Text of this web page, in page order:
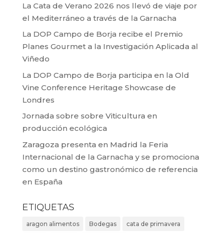
La Cata de Verano 2026 nos llevó de viaje por
el Mediterráneo a través de la Garnacha
La DOP Campo de Borja recibe el Premio
Planes Gourmet a la Investigación Aplicada al
Viñedo
La DOP Campo de Borja participa en la Old
Vine Conference Heritage Showcase de
Londres
Jornada sobre sobre Viticultura en
producción ecológica
Zaragoza presenta en Madrid la Feria
Internacional de la Garnacha y se promociona
como un destino gastronómico de referencia
en España
ETIQUETAS
aragon alimentos Bodegas cata de primavera